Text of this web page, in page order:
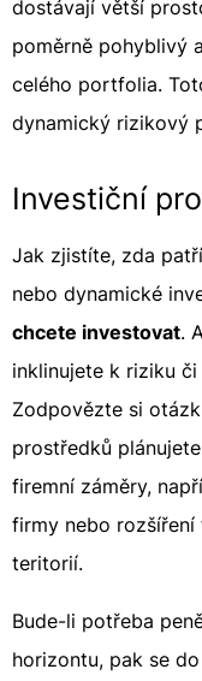
dostávají větší
poměrně pohyblivý
celého portfolia.
dynamický rizikový
Investiční
Jak zjistíte, zda
nebo dynamické
chcete investovat.
inklinujete k riziku
Zodpovězte si
prostředků
firemní záměry,
firmy nebo
teritorií.
Bude-li potřeba
horizontu, pak se